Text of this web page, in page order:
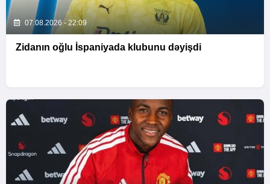
07.08.2026 - 22:09
Zidanın oğlu İspaniyada klubunu dəyişdi